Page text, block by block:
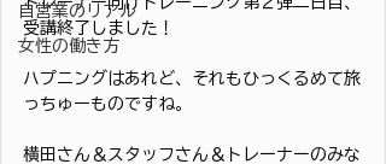
自営業のリアル
女性の働き方
受講終了しました！
ハプニングはあれど、それもひっくるめて旅
っちゅーものですね。
横田さん＆スタッフさん＆トレーナーのみな